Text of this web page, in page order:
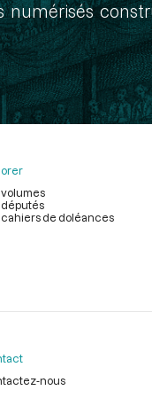
numérisés
volumes
députés
cahiers de doléances
nous